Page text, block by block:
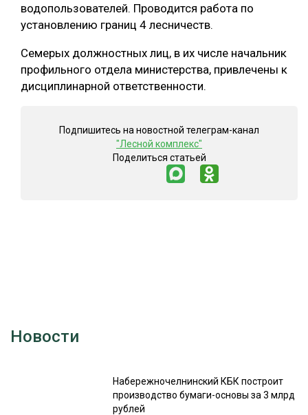
водопользователей. Проводится работа по
установлению границ 4 лесничеств.
Семерых должностных лиц, в их числе начальник
профильного отдела министерства, привлечены к
дисциплинарной ответственности.
Подпишитесь на новостной телеграм-канал
"Лесной комплекс"
Поделиться статьей
Новости
Набережночелнинский КБК построит
производство бумаги-основы за 3 млрд
рублей